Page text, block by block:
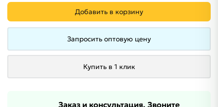
Добавить в корзину
Запросить оптовую цену
Купить в 1 клик
Заказ и консультация. Звоните